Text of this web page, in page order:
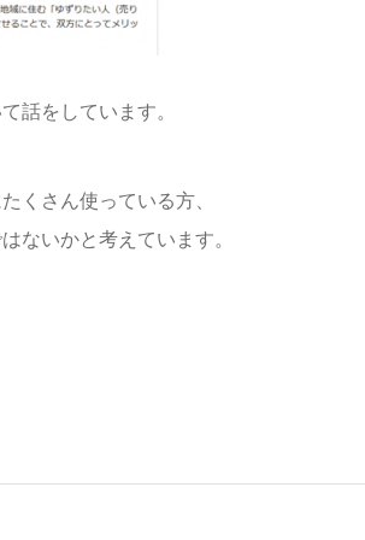
話をしています。
くさん使っている方、
ないかと考えています。